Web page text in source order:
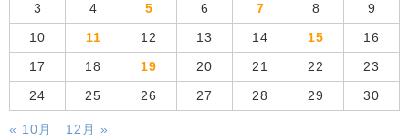
3 4 5 6 7 8 9
10 11 12 13 14 15 16
17 18 19 20 21 22 23
24 25 26 27 28 29 30
« 10月
12月 »